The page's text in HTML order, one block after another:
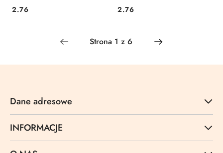
Cena:
2.76 Cena:
2.76
Dane adresowe
INFORMACJE